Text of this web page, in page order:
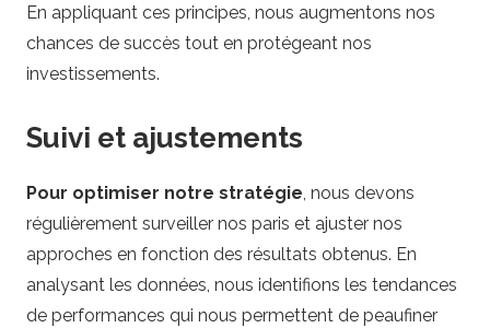
En appliquant ces principes, nous augmentons nos
chances de succès tout en protégeant nos
investissements.
Suivi et ajustements
Pour optimiser notre stratégie, nous devons
régulièrement surveiller nos paris et ajuster nos
approches en fonction des résultats obtenus. En
analysant les données, nous identifions les tendances
de performances qui nous permettent de peaufiner